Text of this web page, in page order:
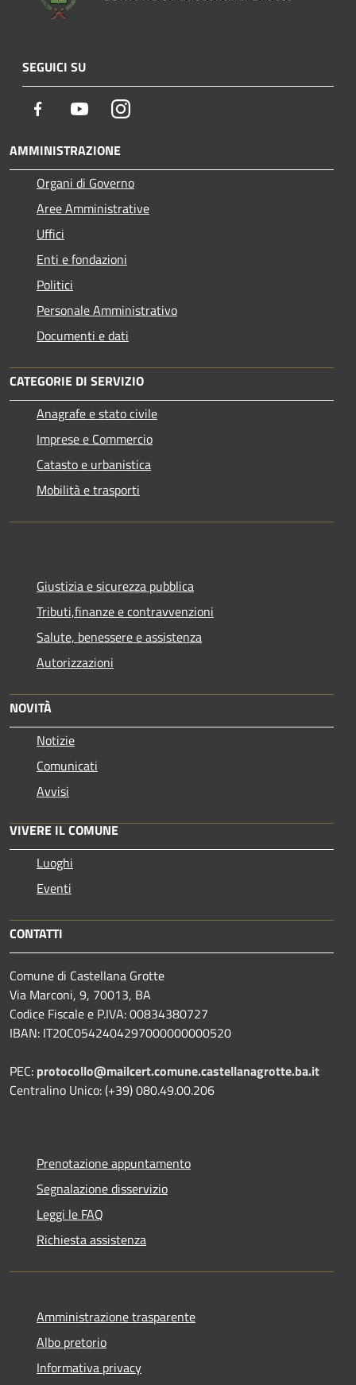
SEGUICI SU
Facebook YoutubeInstagram
AMMINISTRAZIONE
Organi di Governo
Aree Amministrative
Uffici
Enti e fondazioni
Politici
Personale Amministrativo
Documenti e dati
CATEGORIE DI SERVIZIO
Anagrafe e stato civile
Imprese e Commercio
Catasto e urbanistica
Mobilità e trasporti
Giustizia e sicurezza pubblica
Tributi,finanze e contravvenzioni
Salute, benessere e assistenza
Autorizzazioni
NOVITÀ
Notizie
Comunicati
Avvisi
VIVERE IL COMUNE
Luoghi
Eventi
CONTATTI
Comune di Castellana Grotte
Via Marconi, 9, 70013, BA
Codice Fiscale e P.IVA: 00834380727
IBAN: IT20C0542404297000000000520
PEC: protocollo@mailcert.comune.castellanagrotte.ba.it
Centralino Unico: (+39) 080.49.00.206
Prenotazione appuntamento
Segnalazione disservizio
Leggi le FAQ
Richiesta assistenza
Amministrazione trasparente
Albo pretorio
Informativa privacy